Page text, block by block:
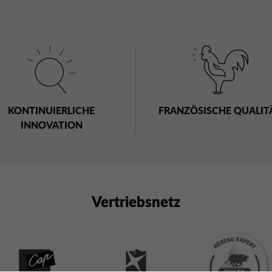
KONTINUIERLICHE
INNOVATION
FRANZÖSISCHE
Vertriebsnetz